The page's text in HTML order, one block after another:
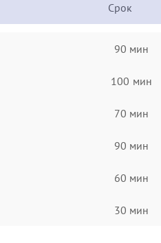
Срок
90 мин
100 мин
70 мин
90 мин
60 мин
30 мин